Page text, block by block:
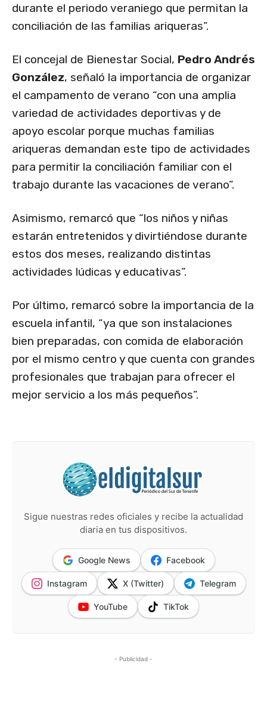
durante el periodo veraniego que permitan la
conciliación de las familias ariqueras”.
El concejal de Bienestar Social, Pedro Andrés
González, señaló la importancia de organizar
el campamento de verano “con una amplia
variedad de actividades deportivas y de
apoyo escolar porque muchas familias
ariqueras demandan este tipo de actividades
para permitir la conciliación familiar con el
trabajo durante las vacaciones de verano”.
Asimismo, remarcó que “los niños y niñas
estarán entretenidos y divirtiéndose durante
estos dos meses, realizando distintas
actividades lúdicas y educativas”.
Por último, remarcó sobre la importancia de la
escuela infantil, “ya que son instalaciones
bien preparadas, con comida de elaboración
por el mismo centro y que cuenta con grandes
profesionales que trabajan para ofrecer el
mejor servicio a los más pequeños”.
Sigue nuestras redes oficiales y recibe la actualidad
diaria en tus dispositivos.
Google News Facebook
Instagram X (Twitter) Telegram
YouTube TikTok
- Publicidad -